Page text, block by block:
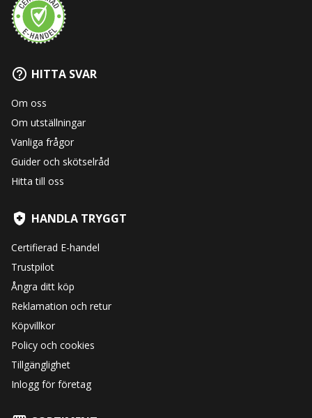
HITTA SVAR
Om oss
Om utställningar
Vanliga frågor
Guider och skötselråd
Hitta till oss
HANDLA TRYGGT
Certifierad E-handel
Trustpilot
Ångra ditt köp
Reklamation och retur
Köpvillkor
Policy och cookies
Tillgänglighet
Inlogg för företag